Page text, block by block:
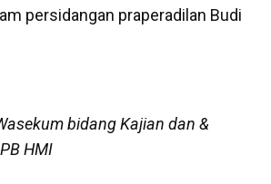
persidangan praperadilan Budi
bidang Kajian dan &
HMI